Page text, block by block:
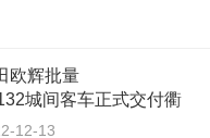
外观设计、全承载车
济的品质客车和更加
用需求。
欧辉批量
城间客车正式交付衢
限公司（以下简称“衢
12-13